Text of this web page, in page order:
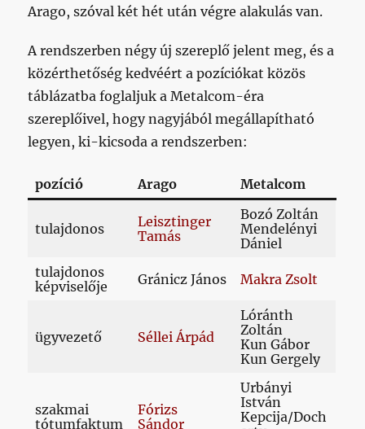
Arago, szóval két hét után végre alakulás van.
A rendszerben négy új szereplő jelent meg, és a
közérthetőség kedvéért a pozíciókat közös
táblázatba foglaljuk a Metalcom-éra
szereplőivel, hogy nagyjából megállapítható
legyen, ki-kicsoda a rendszerben:
pozíció Arago Metalcom
tulajdonos
Leisztinger
Tamás
Bozó Zoltán
Mendelényi
Dániel
tulajdonos
képviselője
Gránicz János Makra Zsolt
ügyvezető Séllei Árpád
Lóránth
Zoltán
Kun Gábor
Kun Gergely
szakmai
tótumfaktum
Fórizs
Sándor
Urbányi
István
Kepcija/Doch